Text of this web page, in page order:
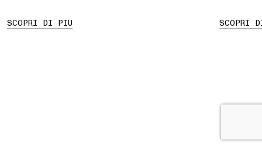
SCOPRI DI PIÙ SCOPRI